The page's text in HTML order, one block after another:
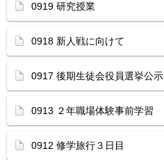
0919 研究授業
0918 新人戦に向けて
0917 後期生徒会役員選挙公示
0913 ２年職場体験事前学習
0912 修学旅行３日目